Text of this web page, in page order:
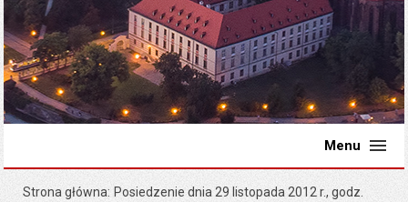
Menu
Strona główna Posiedzenie dnia 29 listopada 2012 r., godz.